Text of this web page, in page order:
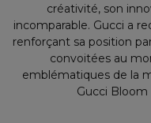
créativité, son
incomparable. Gucci a
renforçant sa position
convoitées au
emblématiques de la
Gucci Bloom